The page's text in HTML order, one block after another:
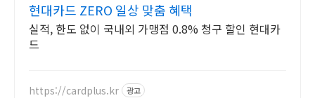
현대카드 ZERO 일상 맞춤 혜택
실적, 한도 없이 국내외 가맹점 0.8% 청구 할인 현대카
드
https://cardplus.kr 광고